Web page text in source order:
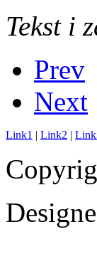
Tekst i
Prev
Next
Link1 | Link2 |